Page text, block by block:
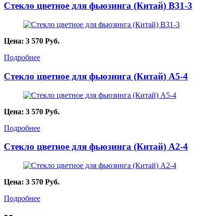
Стекло цветное для фьюзинга (Китай) B31-3
Цена: 3 570 Руб.
Подробнее
Стекло цветное для фьюзинга (Китай) A5-4
Цена: 3 570 Руб.
Подробнее
Стекло цветное для фьюзинга (Китай) A2-4
Цена: 3 570 Руб.
Подробнее